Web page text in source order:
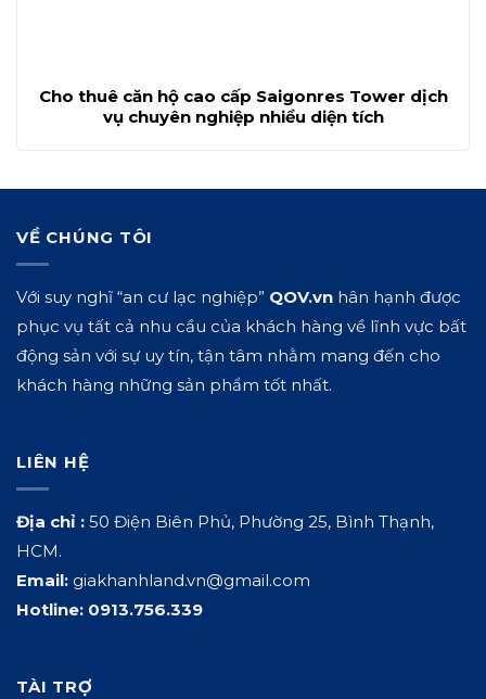
Cho thuê căn hộ cao cấp Saigonres Tower dịch
vụ chuyên nghiệp nhiều diện tích
VỀ CHÚNG TÔI
Với suy nghĩ “an cư lạc nghiệp” QOV.vn hân hạnh được
phục vụ tất cả nhu cầu của khách hàng về lĩnh vực bất
động sản với sự uy tín, tận tâm nhằm mang đến cho
khách hàng những sản phẩm tốt nhất.
LIÊN HỆ
Địa chỉ : 50 Điện Biên Phủ, Phường 25, Bình Thạnh,
HCM.
Email: giakhanhland.vn@gmail.com
Hotline: 0913.756.339
TÀI TRỢ